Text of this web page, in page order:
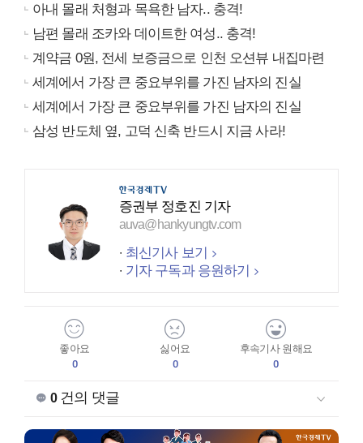
아내 몰래 처형과 목욕한 남자.. 충격!
남편 몰래 조카와 데이트한 여성.. 충격!
계약금 0원, 전세 보증금으로 인천 오션뷰 내집마련
세계에서 가장 큰 중요부위를 가진 남자의 진실
세계에서 가장 큰 중요부위를 가진 남자의 진실
삼성 반도체 옆, 고덕 신축 반드시 지금 사라!
증권부 정호진 기자
auva@hankyungtv.com
최신기사 보기
기자 구독과 응원하기
좋아요
0
싫어요
0
후속기사 원해요
0
0건의 댓글